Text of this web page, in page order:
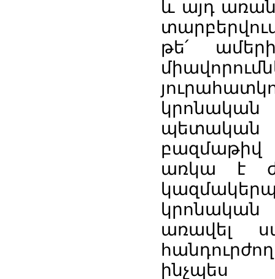
և այդ
թե՛
պետական
բազմաթիվ
առկա է
կրոնական
առավել